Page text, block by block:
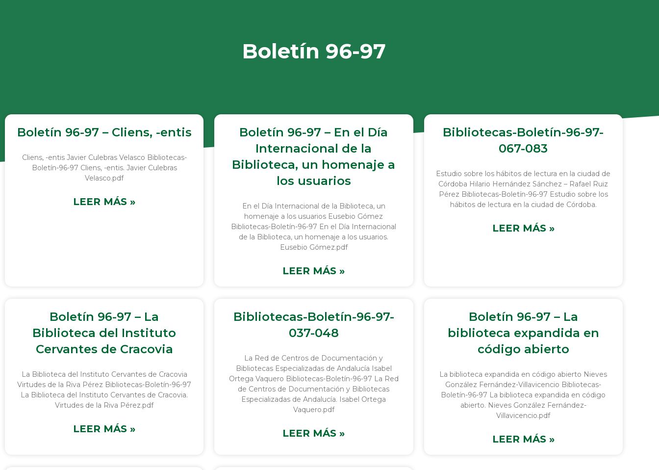
Boletín 96-97
Boletín 96-97 – Cliens, -entis
Cliens, -entis Javier Culebras Velasco Bibliotecas-
Boletín-96-97 Cliens, -entis. Javier Culebras
Velasco.pdf
LEER MÁS »
Boletín 96-97 – En el Día
Internacional de la
Biblioteca, un homenaje a
los usuarios
En el Día Internacional de la Biblioteca, un
homenaje a los usuarios Eusebio Gómez
Bibliotecas-Boletín-96-97 En el Día Internacional
de la Biblioteca, un homenaje a los usuarios.
Eusebio Gómez.pdf
LEER MÁS »
Bibliotecas-Boletín-96-97-
067-083
Estudio sobre los hábitos de lectura en la ciudad de
Córdoba Hilario Hernández Sánchez – Rafael Ruiz
Pérez Bibliotecas-Boletín-96-97 Estudio sobre los
hábitos de lectura en la ciudad de Córdoba.
LEER MÁS »
Boletín 96-97 – La
Biblioteca del Instituto
Cervantes de Cracovia
La Biblioteca del Instituto Cervantes de Cracovia
Virtudes de la Riva Pérez Bibliotecas-Boletín-96-97
La Biblioteca del Instituto Cervantes de Cracovia.
Virtudes de la Riva Pérez.pdf
LEER MÁS »
Bibliotecas-Boletín-96-97-
037-048
La Red de Centros de Documentación y
Bibliotecas Especializadas de Andalucía Isabel
Ortega Vaquero Bibliotecas-Boletín-96-97 La Red
de Centros de Documentación y Bibliotecas
Especializadas de Andalucía. Isabel Ortega
Vaquero.pdf
LEER MÁS »
Boletín 96-97 – La
biblioteca expandida en
código abierto
La biblioteca expandida en código abierto Nieves
González Fernández-Villavicencio Bibliotecas-
Boletín-96-97 La biblioteca expandida en código
abierto. Nieves González Fernández-
Villavicencio.pdf
LEER MÁS »